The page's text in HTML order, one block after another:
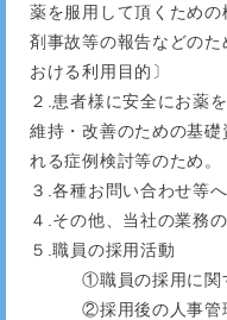
薬を服用して頂くため
剤事故等の報告などの
おける利用目的〕
２.患者様に安全にお薬
維持・改善のための基
れる症例検討等のため。
３.各種お問い合わせ等
４.その他、当社の業務
５.職員の採用活動
①職員の採用に関す
②採用後の人事管